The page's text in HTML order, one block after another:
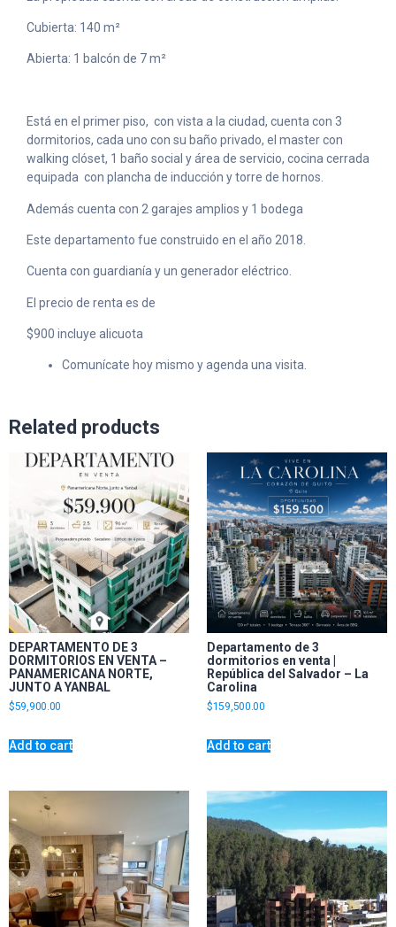
Cubierta: 140 m²
Abierta: 1 balcón de 7 m²
Está en el primer piso, con vista a la ciudad, cuenta con 3
dormitorios, cada uno con su baño privado, el master con
walking clóset, 1 baño social y área de servicio, cocina cerrada
equipada con plancha de inducción y torre de hornos.
Además cuenta con 2 garajes amplios y 1 bodega
Este departamento fue construido en el año 2018.
Cuenta con guardianía y un generador eléctrico.
El precio de renta es de
$900 incluye alicuota
Comunícate hoy mismo y agenda una visita.
Related products
DEPARTAMENTO DE 3
DORMITORIOS EN VENTA –
PANAMERICANA NORTE,
JUNTO A YANBAL
$59,900.00
Add to cart
Departamento de 3
dormitorios en venta |
República del Salvador – La
Carolina
$159,500.00
Add to cart